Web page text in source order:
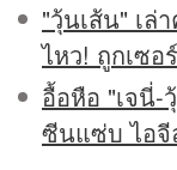
"วุ้นเส้น" เล่
ไหว! ถูกเซ
อื้อหือ "เจนี่-
ซีนแซ่บ ไอจี